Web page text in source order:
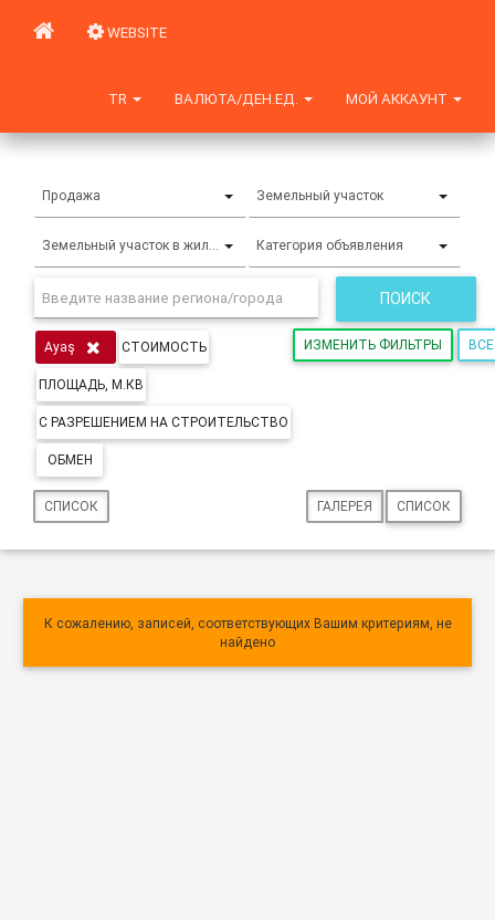
WEBSITE
МОЙ АККАУНТ
ВАЛЮТА/ДЕН.ЕД.
TR
Продажа Земельный участок
Земельный участок в жилой зонеКатегория объявления
ПОИСК
Ayaş СТОИМОСТЬ
ПЛОЩАДЬ, М.КВ
С РАЗРЕШЕНИЕМ НА СТРОИТЕЛЬСТВО
ОБМЕН
ИЗМЕНИТЬ ФИЛЬТРЫ
СПИСОК ГАЛЕРЕЯ СПИСОК
К сожалению, записей, соответствующих Вашим критериям, не
найдено